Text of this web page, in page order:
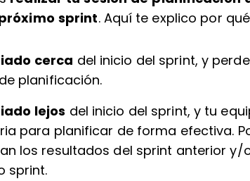
sprint. Aquí te explico por
cerca del inicio del sprint, y
planificación.
lejos del inicio del sprint, y tu
para planificar de forma efectiva.
los resultados del sprint anterior y/
sprint.